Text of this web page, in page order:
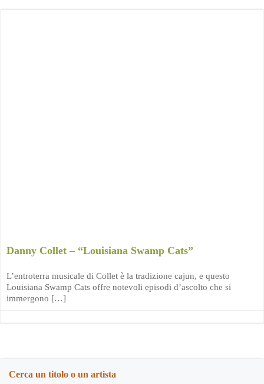
Danny Collet – “Louisiana Swamp Cats”
L’entroterra musicale di Collet è la tradizione cajun, e questo
Louisiana Swamp Cats offre notevoli episodi d’ascolto che si
immergono […]
Cerca un titolo o un artista